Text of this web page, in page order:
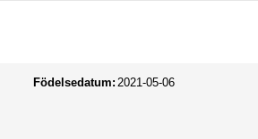
Födelsedatum: 2021-05-06